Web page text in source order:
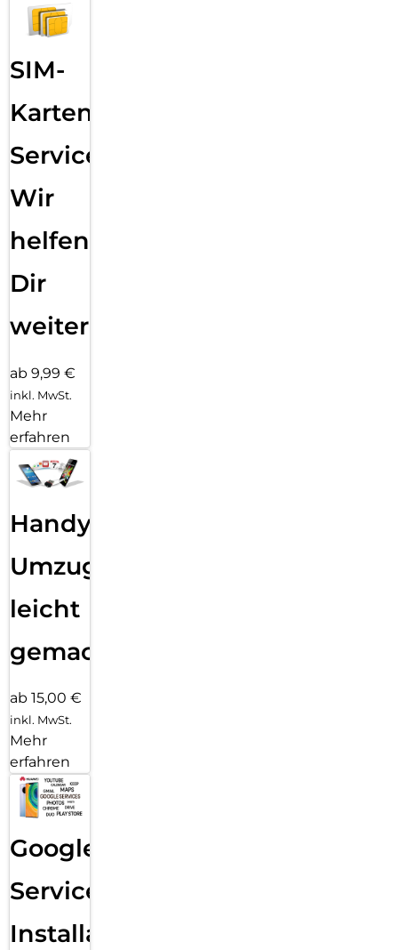
SIM-
Karten
Service:
Wir
helfen
Dir
weiter
ab 9,99 €
inkl. MwSt.
Mehr
erfahren
Handy
Umzug
leicht
gemacht!
ab 15,00 €
inkl. MwSt.
Mehr
erfahren
Google
Services
Installation